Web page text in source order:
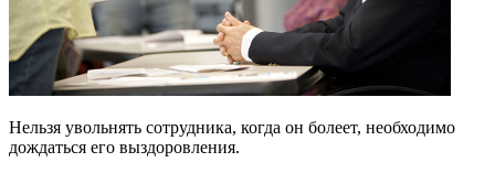
Нельзя увольнять сотрудника, когда он болеет, необходимо
дождаться его выздоровления.